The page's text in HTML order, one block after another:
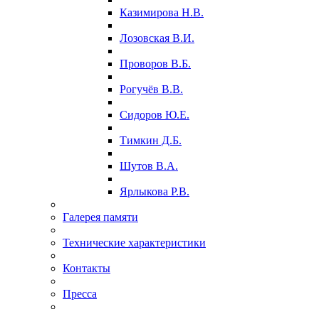
Казимирова Н.В.
Лозовская В.И.
Проворов В.Б.
Рогучёв В.В.
Сидоров Ю.Е.
Тимкин Д.Б.
Шутов В.А.
Ярлыкова Р.В.
Галерея памяти
Технические характеристики
Контакты
Пресса